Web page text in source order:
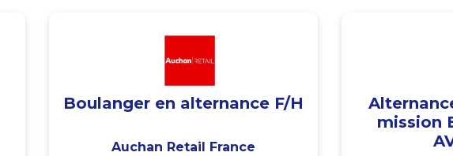
Boulanger en alternance F/H
Auchan Retail France
mission